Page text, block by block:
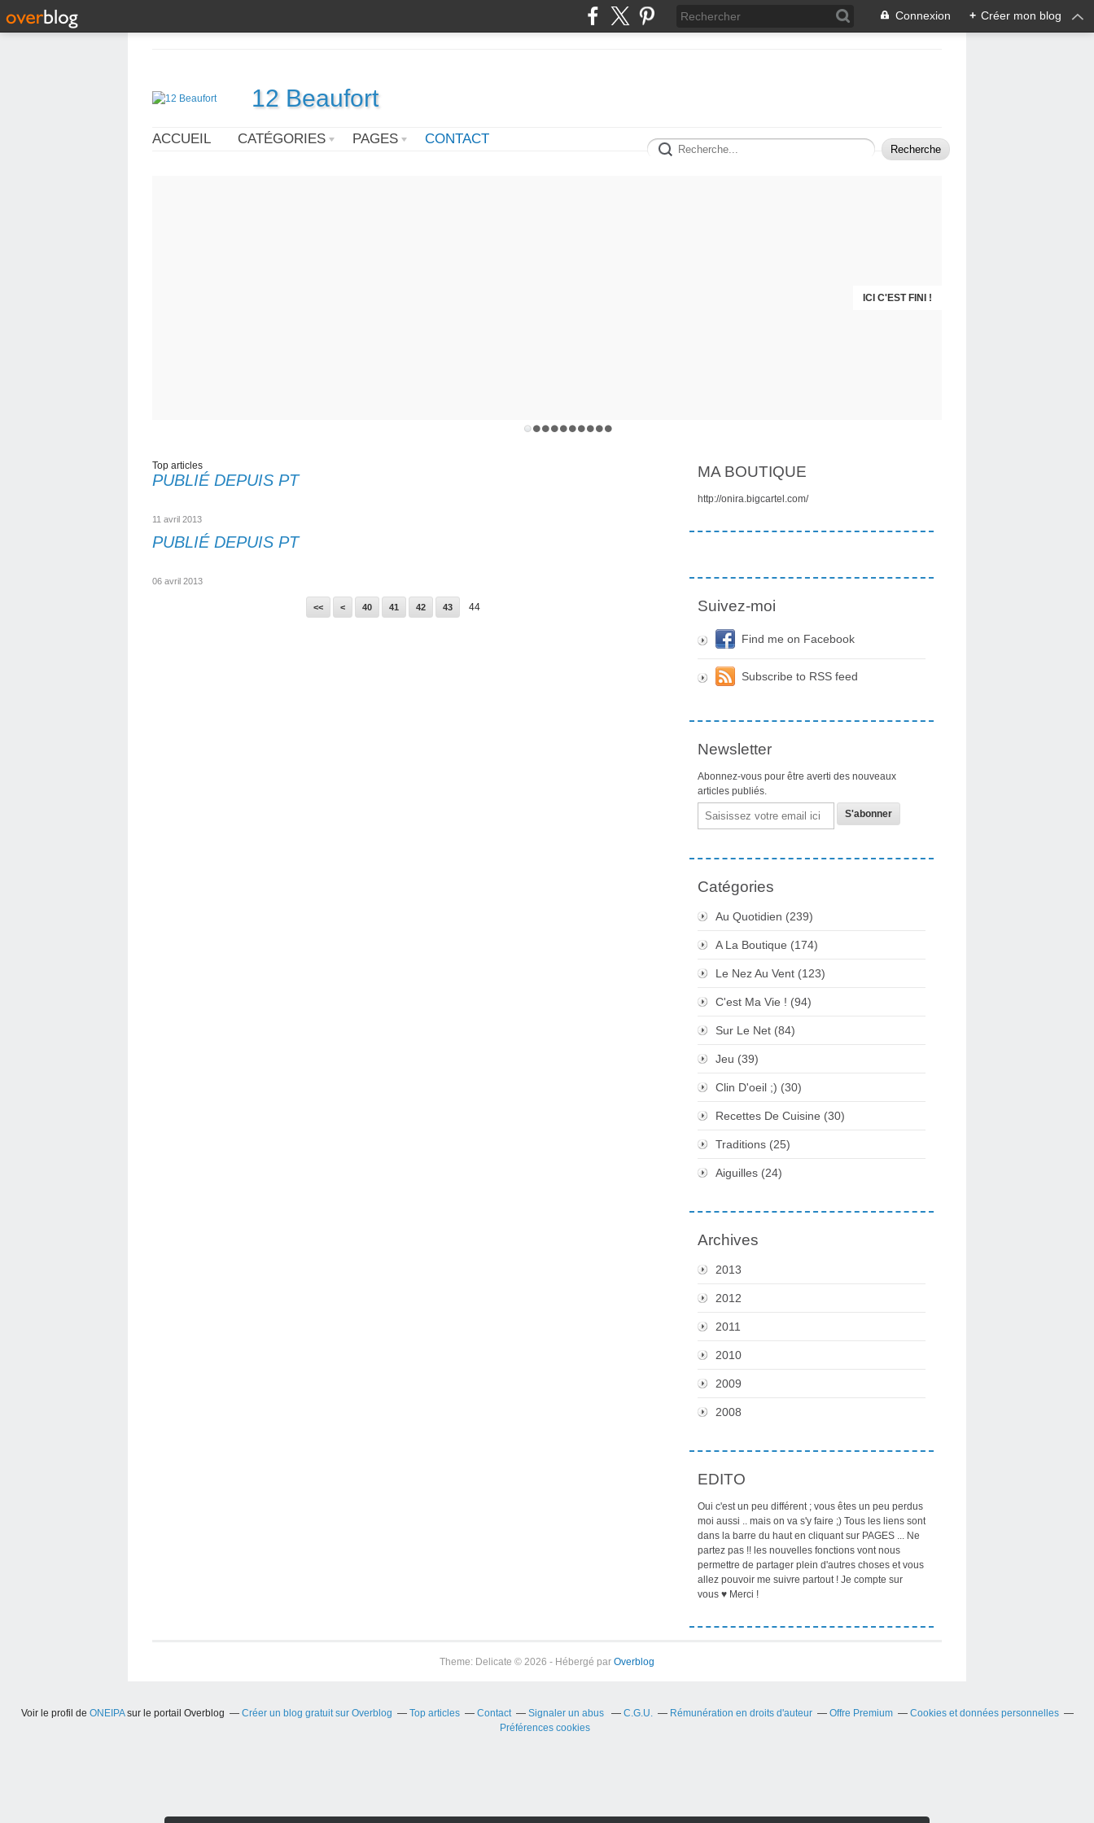
Connexion + Créer mon blog
12 Beaufort
ACCUEIL CATÉGORIES PAGES CONTACT
ICI C'EST FINI !
12 BEAUFORT DEVIENT ONEIPA
Top articles
PUBLIÉ DEPUIS PT
11 avril 2013
PUBLIÉ DEPUIS PT
06 avril 2013
<< < 10
20
30
40 41 42 43 44
MA BOUTIQUE
http://onira.bigcartel.com/
Suivez-moi
Find me on Facebook
Subscribe to RSS feed
Newsletter
Abonnez-vous pour être averti des nouveaux
articles publiés.
Email
Catégories
Au Quotidien (239)
A La Boutique (174)
Le Nez Au Vent (123)
C'est Ma Vie ! (94)
Sur Le Net (84)
Jeu (39)
Clin D'oeil ;) (30)
Recettes De Cuisine (30)
Traditions (25)
Aiguilles (24)
Archives
2013
2012
2011
2010
2009
2008
EDITO
Oui c'est un peu différent ; vous êtes un peu perdus
moi aussi .. mais on va s'y faire ;) Tous les liens sont
dans la barre du haut en cliquant sur PAGES ... Ne
partez pas !! les nouvelles fonctions vont nous
permettre de partager plein d'autres choses et vous
allez pouvoir me suivre partout ! Je compte sur
vous ♥ Merci !
Theme: Delicate © 2026 - Hébergé par Overblog
Voir le profil de ONEIPAsur le portail Overblog Créer un blog gratuit sur Overblog Top articles Contact Signaler un abus C.G.U. Rémunération en droits d'auteur Offre Premium
Cookies et données personnelles
Préférences cookies